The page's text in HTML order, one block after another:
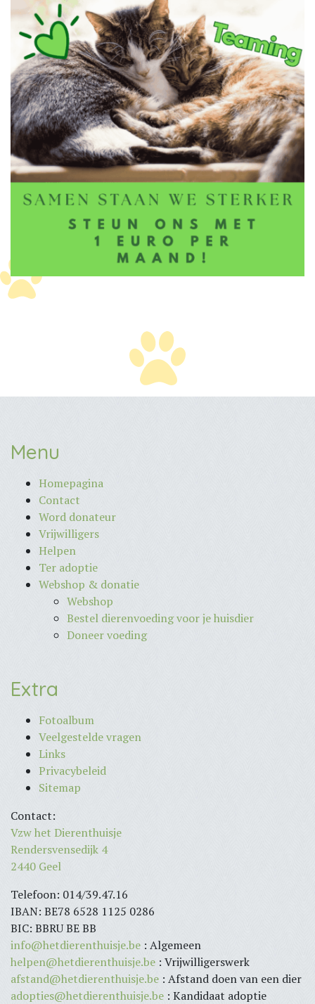
Menu
Homepagina
Contact
Word donateur
Vrijwilligers
Helpen
Ter adoptie
Webshop & donatie
Webshop
Bestel dierenvoeding voor je huisdier
Doneer voeding
Extra
Fotoalbum
Veelgestelde vragen
Links
Privacybeleid
Sitemap
Contact:
Vzw het Dierenthuisje
Rendersvensedijk 4
2440 Geel
Telefoon: 014/39.47.16
IBAN: BE78 6528 1125 0286
BIC: BBRU BE BB
info@hetdierenthuisje.be : Algemeen
helpen@hetdierenthuisje.be : Vrijwilligerswerk
afstand@hetdierenthuisje.be : Afstand doen van een dier
adopties@hetdierenthuisje.be : Kandidaat adoptie